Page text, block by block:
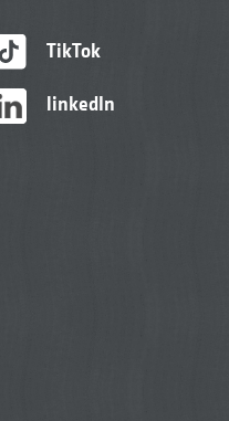
TikTok
linkedIn